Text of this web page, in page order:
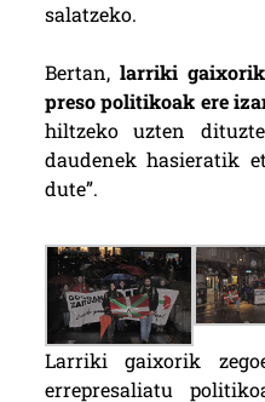
salatzeko.
Bertan,larriki gaixorik
preso politikoak ere
hiltzeko uzten
daudenek hasieratik
dute”.
Larriki gaixorik
errepresaliatu